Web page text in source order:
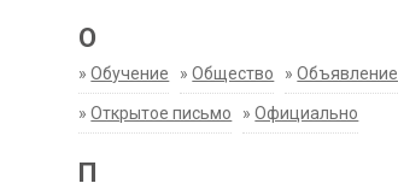
О
»Обучение »Общество »Объявление
»Открытое письмо »Официально
П